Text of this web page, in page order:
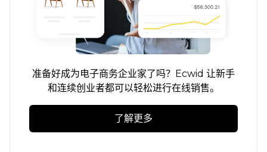
准备好成为电子商务企业家了吗？Ecwid 让新手
和连续创业者都可以轻松进行在线销售。
了解更多